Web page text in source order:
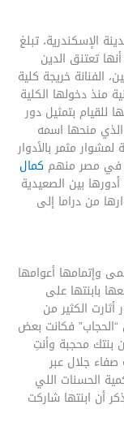
المصرية صفاء جلال، ولدت عام 1974 بمدينة الإسكندرية، تبلغ
أنها تعتنق الدين
الفنانة خريجة كلية
منذ دخولها الكلية
للقيام بتمثيل دور
منحها اسمه
مثمر بالأدوار
في مصر منهم كمال
بين الصعيدية
من دراما إلى
وإتمامها أعوامها
بابنتها على
الكثير من
“الحجاب” فكانت بعض
محجبة وأنتِ
صفاء جلال عبر
الحسنات اللي
أن ابنتها شاركت